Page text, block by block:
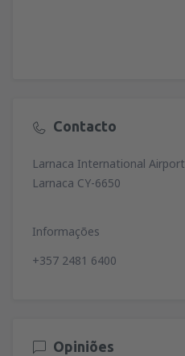
Contacto
Larnaca International Airport
Larnaca CY-6650
Informações
+357 2481 6400
Opiniões